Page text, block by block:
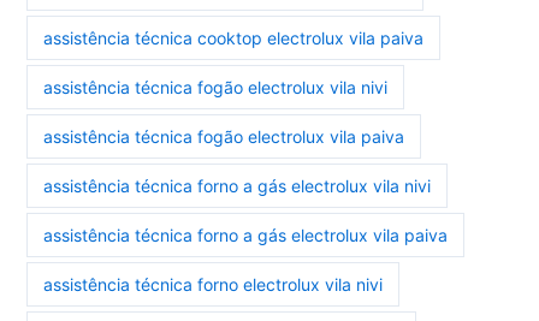
assistência técnica cooktop electrolux vila paiva
assistência técnica fogão electrolux vila nivi
assistência técnica fogão electrolux vila paiva
assistência técnica forno a gás electrolux vila nivi
assistência técnica forno a gás electrolux vila paiva
assistência técnica forno electrolux vila nivi